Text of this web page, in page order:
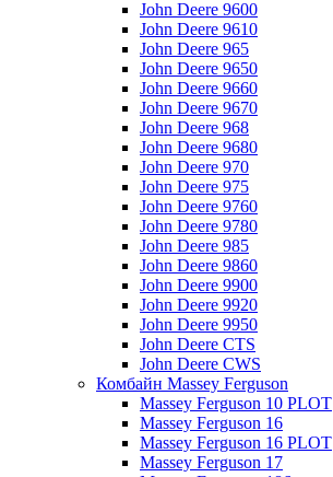
John Deere 9600
John Deere 9610
John Deere 965
John Deere 9650
John Deere 9660
John Deere 9670
John Deere 968
John Deere 9680
John Deere 970
John Deere 975
John Deere 9760
John Deere 9780
John Deere 985
John Deere 9860
John Deere 9900
John Deere 9920
John Deere 9950
John Deere CTS
John Deere CWS
Комбайн Massey Ferguson
Massey Ferguson 10 PLOT
Massey Ferguson 16
Massey Ferguson 16 PLOT
Massey Ferguson 17